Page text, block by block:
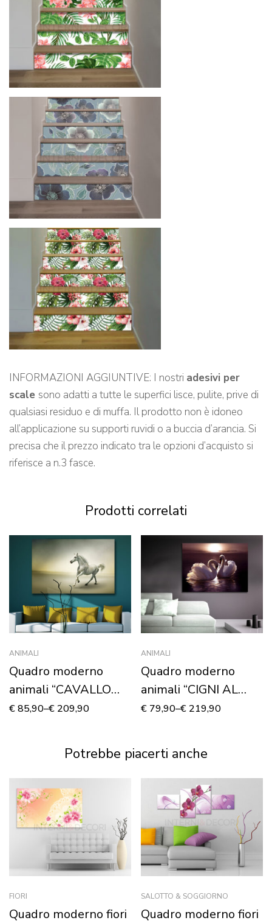
INFORMAZIONI AGGIUNTIVE: I nostri adesivi per
scale sono adatti a tutte le superfici lisce, pulite, prive di
qualsiasi residuo e di muffa. Il prodotto non è idoneo
all’applicazione su supporti ruvidi o a buccia d’arancia. Si
precisa che il prezzo indicato tra le opzioni d’acquisto si
riferisce a n.3 fasce.
Prodotti correlati
ANIMALI
Quadro moderno
animali “CAVALLO
BIANCO AL
€85,90–€ 209,90
ANIMALI
Quadro moderno
animali “CIGNI AL
TRAMONTO” –
€ 79,90–€ 219,90
Potrebbe piacerti anche
FIORI
Quadro moderno fiori
SALOTTO & SOGGIORNO
Quadro moderno fiori